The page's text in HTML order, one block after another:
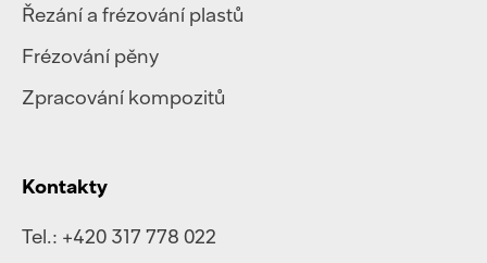
Řezání a frézování plastů
Frézování pěny
Zpracování kompozitů
Kontakty
Tel.: +420 317 778 022